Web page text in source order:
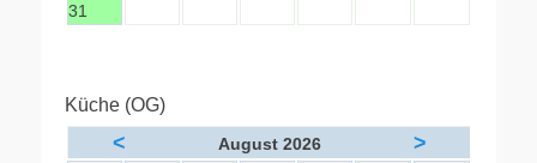
31
Küche (OG)
< August 2026 >